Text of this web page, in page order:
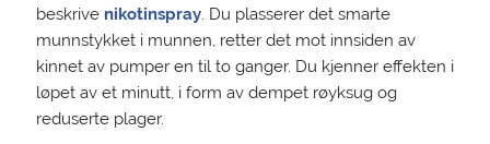
beskrive nikotinspray. Du plasserer det smarte
munnstykket i munnen, retter det mot innsiden av
kinnet av pumper en til to ganger. Du kjenner effekten i
løpet av et minutt, i form av dempet røyksug og
reduserte plager.